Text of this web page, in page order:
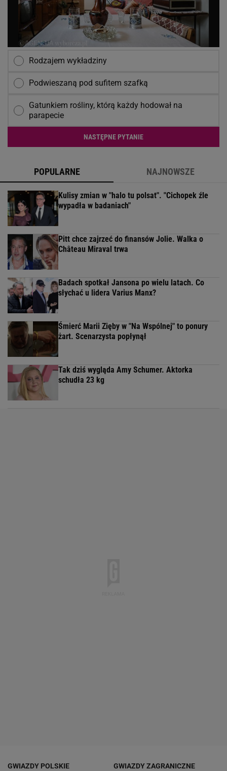
Rodzajem wykładziny
Podwieszaną pod sufitem szafką
Gatunkiem rośliny, którą każdy hodował na
parapecie
NASTĘPNE PYTANIE
POPULARNE NAJNOWSZE
Kulisy zmian w "halo tu polsat". "Cichopek źle
wypadła w badaniach"
Pitt chce zajrzeć do finansów Jolie. Walka o
Château Miraval trwa
Badach spotkał Jansona po wielu latach. Co
słychać u lidera Varius Manx?
Śmierć Marii Zięby w "Na Wspólnej" to ponury
żart. Scenarzysta popłynął
Tak dziś wygląda Amy Schumer. Aktorka
schudła 23 kg
GWIAZDY POLSKIE GWIAZDY ZAGRANICZNE